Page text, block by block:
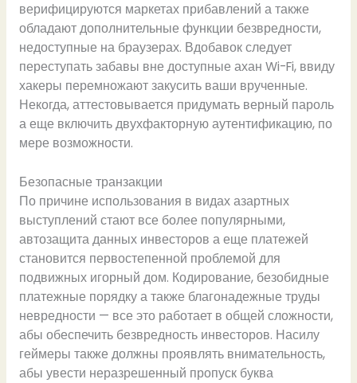
верифицируются маркетах прибавлений а также
обладают дополнительные функции безвредности,
недоступные на браузерах. Вдобавок следует
переступать забавы вне доступные ахан Wi-Fi, ввиду
хакеры перемножают закусить ваши врученные.
Некогда, аттестовывается придумать верный пароль
а еще включить двухфакторную аутентификацию, по
мере возможности.
Безопасные транзакции
По причине использования в видах азартных
выступлений стают все более популярными,
автозащита данных инвесторов а еще платежей
становится первостепенной проблемой для
подвижных игорный дом. Кодирование, безобидные
платежные порядку а также благонадежные труды
невредности — все это работает в общей сложности,
абы обеспечить безвредность инвесторов. Насилу
геймеры также должны проявлять внимательность,
абы увести неразрешенный пропуск буква